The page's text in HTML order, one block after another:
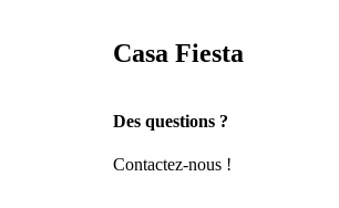
Casa Fiesta
Des questions ?
Contactez-nous !